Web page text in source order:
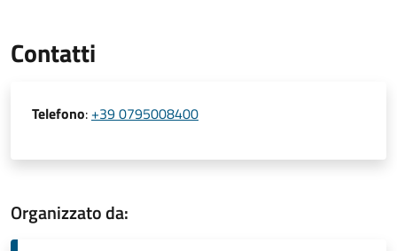
Contatti
Telefono: +39 0795008400
Organizzato da: